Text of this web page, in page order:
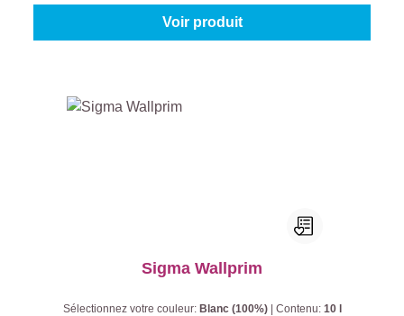
Voir produit
Sigma Wallprim
Sélectionnez votre couleur: Blanc (100%) Contenu: 10 l